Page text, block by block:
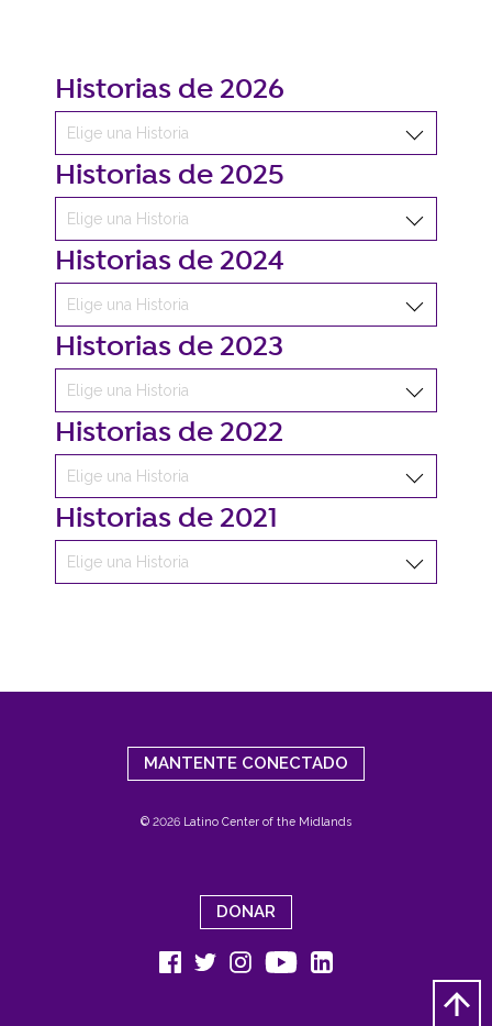
Historias de 2026
Historias de 2025
Historias de 2024
Historias de 2023
Historias de 2022
Historias de 2021
MANTENTE CONECTADO
© 2026 Latino Center of the Midlands
DONAR